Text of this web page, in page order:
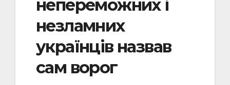
непереможних і
незламних
українців назвав
сам ворог